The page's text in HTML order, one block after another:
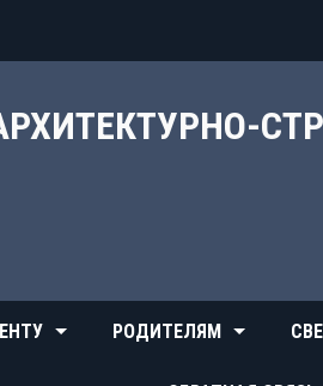
РОДИТЕЛЯМ